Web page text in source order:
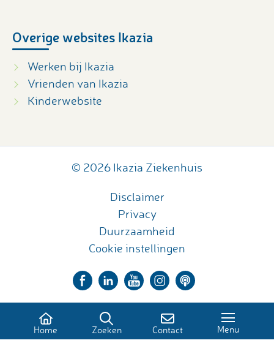
Overige websites Ikazia
Werken bij Ikazia
Vrienden van Ikazia
Kinderwebsite
© 2026 Ikazia Ziekenhuis
Disclaimer
Privacy
Duurzaamheid
Cookie instellingen
Home Zoeken Contact Menu